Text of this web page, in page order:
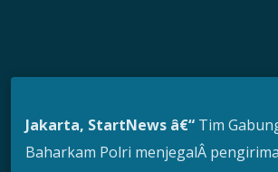
Jakarta, StartNews â€“ Tim
Baharkam Polri menjegalÂ